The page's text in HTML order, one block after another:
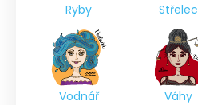
Ryby Střelec
Vodnář Váhy